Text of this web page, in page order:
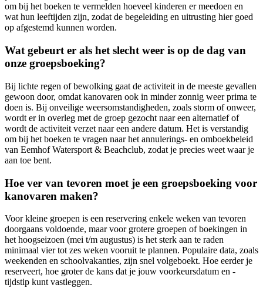
om bij het boeken te vermelden hoeveel kinderen er meedoen en
wat hun leeftijden zijn, zodat de begeleiding en uitrusting hier goed
op afgestemd kunnen worden.
Wat gebeurt er als het slecht weer is op de dag van
onze groepsboeking?
Bij lichte regen of bewolking gaat de activiteit in de meeste gevallen
gewoon door, omdat kanovaren ook in minder zonnig weer prima te
doen is. Bij onveilige weersomstandigheden, zoals storm of onweer,
wordt er in overleg met de groep gezocht naar een alternatief of
wordt de activiteit verzet naar een andere datum. Het is verstandig
om bij het boeken te vragen naar het annulerings- en omboekbeleid
van Eemhof Watersport & Beachclub, zodat je precies weet waar je
aan toe bent.
Hoe ver van tevoren moet je een groepsboeking voor
kanovaren maken?
Voor kleine groepen is een reservering enkele weken van tevoren
doorgaans voldoende, maar voor grotere groepen of boekingen in
het hoogseizoen (mei t/m augustus) is het sterk aan te raden
minimaal vier tot zes weken vooruit te plannen. Populaire data, zoals
weekenden en schoolvakanties, zijn snel volgeboekt. Hoe eerder je
reserveert, hoe groter de kans dat je jouw voorkeursdatum en -
tijdstip kunt vastleggen.